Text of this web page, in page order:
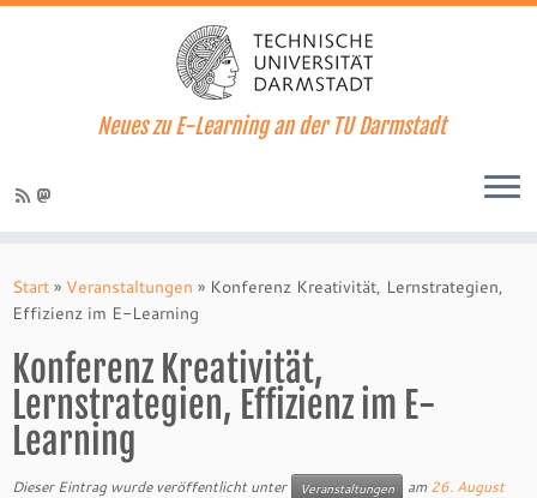
Inhalt
springen
Neues zu E-Learning an der TU Darmstadt
Start » Veranstaltungen » Konferenz Kreativität, Lernstrategien,
Effizienz im E-Learning
Konferenz Kreativität,
Lernstrategien, Effizienz im E-
Learning
Dieser Eintrag wurde veröffentlicht unter Veranstaltungen am 26. August